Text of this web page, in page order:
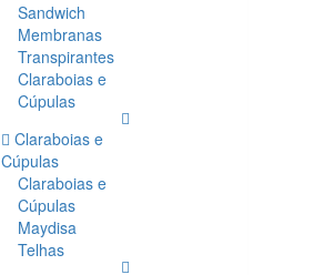
Sandwich
Membranas
Transpirantes
Claraboias e
Cúpulas
Claraboias e
Cúpulas
Claraboias e
Cúpulas
Maydisa
Telhas